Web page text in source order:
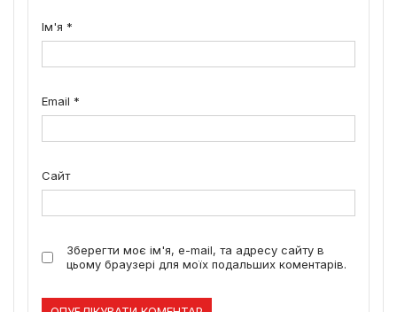
Ім'я *
Email *
Сайт
Зберегти моє ім'я, e-mail, та адресу сайту в
цьому браузері для моїх подальших коментарів.